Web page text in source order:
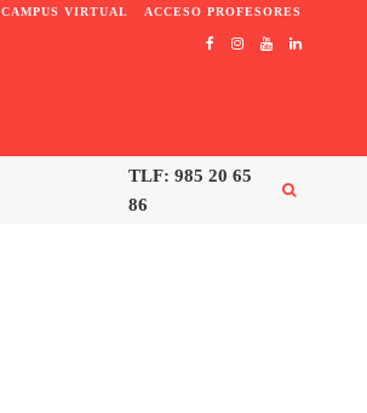
CAMPUS VIRTUAL ACCESO PROFESORES
TLF: 985 20 65
86